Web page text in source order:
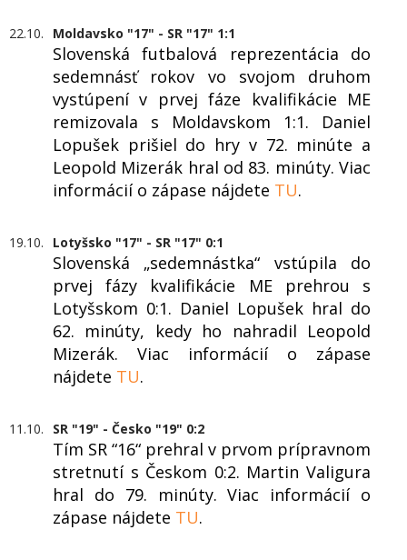
22.10. Moldavsko "17" - SR "17" 1:1
Slovenská futbalová reprezentácia do
sedemnásť rokov vo svojom druhom
vystúpení v prvej fáze kvalifikácie ME
remizovala s Moldavskom 1:1. Daniel
Lopušek prišiel do hry v 72. minúte a
Leopold Mizerák hral od 83. minúty. Viac
informácií o zápase nájdete TU.
19.10. Lotyšsko "17" - SR "17" 0:1
Slovenská „sedemnástka“ vstúpila do
prvej fázy kvalifikácie ME prehrou s
Lotyšskom 0:1. Daniel Lopušek hral do
62. minúty, kedy ho nahradil Leopold
Mizerák. Viac informácií o zápase
nájdete TU.
11.10. SR "19" - Česko "19" 0:2
Tím SR “16“ prehral v prvom prípravnom
stretnutí s Českom 0:2. Martin Valigura
hral do 79. minúty. Viac informácií o
zápase nájdete TU.